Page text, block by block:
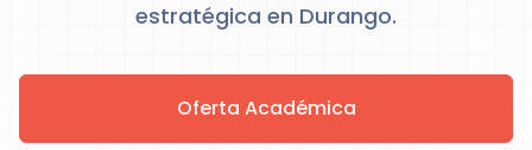
estratégica en Durango.
Oferta Académica